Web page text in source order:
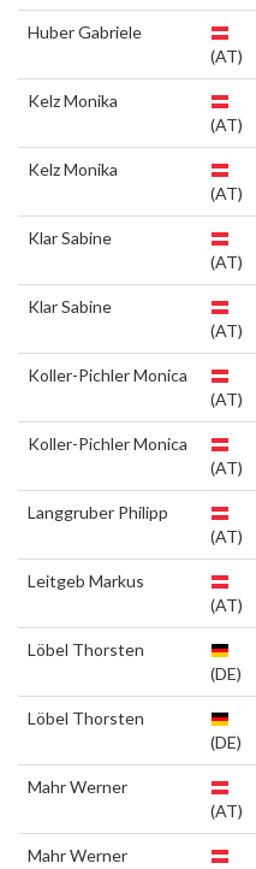
Huber Gabriele
(AT)
Kelz Monika
(AT)
Kelz Monika
(AT)
Klar Sabine
(AT)
Klar Sabine
(AT)
Koller-Pichler Monica
(AT)
Koller-Pichler Monica
(AT)
Langgruber Philipp
(AT)
Leitgeb Markus
(AT)
Löbel Thorsten
(DE)
Löbel Thorsten
(DE)
Mahr Werner
(AT)
Mahr Werner